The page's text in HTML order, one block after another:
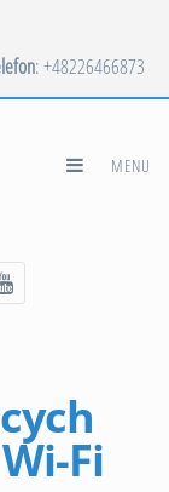
: +48226466873
Fi